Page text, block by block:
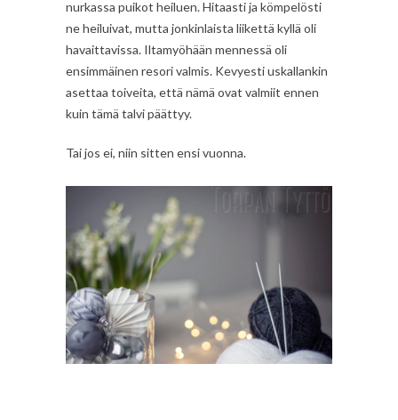
nurkassa puikot heiluen. Hitaasti ja kömpelösti
ne heiluivat, mutta jonkinlaista liikettä kyllä oli
havaittavissa. Iltamyöhään mennessä oli
ensimmäinen resori valmis. Kevyesti uskallankin
asettaa toiveita, että nämä ovat valmiit ennen
kuin tämä talvi päättyy.
Tai jos ei, niin sitten ensi vuonna.